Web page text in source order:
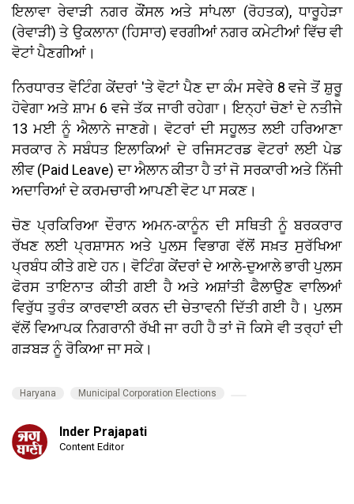
ਇਲਾਵਾ ਰੇਵਾੜੀ ਨਗਰ ਕੌਂਸਲ ਅਤੇ ਸਾਂਪਲਾ (ਰੋਹਤਕ), ਧਾਰੂਹੇੜਾ
(ਰੇਵਾੜੀ) ਤੇ ਉਕਲਾਨਾ (ਹਿਸਾਰ) ਵਰਗੀਆਂ ਨਗਰ ਕਮੇਟੀਆਂ ਵਿੱਚ ਵੀ
ਵੋਟਾਂ ਪੈਣਗੀਆਂ।
ਨਿਰਧਾਰਤ ਵੋਟਿੰਗ ਕੇਂਦਰਾਂ 'ਤੇ ਵੋਟਾਂ ਪੈਣ ਦਾ ਕੰਮ ਸਵੇਰੇ 8 ਵਜੇ ਤੋਂ ਸ਼ੁਰੂ
ਹੋਵੇਗਾ ਅਤੇ ਸ਼ਾਮ 6 ਵਜੇ ਤੱਕ ਜਾਰੀ ਰਹੇਗਾ। ਇਨ੍ਹਾਂ ਚੋਣਾਂ ਦੇ ਨਤੀਜੇ
13 ਮਈ ਨੂੰ ਐਲਾਨੇ ਜਾਣਗੇ। ਵੋਟਰਾਂ ਦੀ ਸਹੂਲਤ ਲਈ ਹਰਿਆਣਾ
ਸਰਕਾਰ ਨੇ ਸਬੰਧਤ ਇਲਾਕਿਆਂ ਦੇ ਰਜਿਸਟਰਡ ਵੋਟਰਾਂ ਲਈ ਪੇਡ
ਲੀਵ (Paid Leave) ਦਾ ਐਲਾਨ ਕੀਤਾ ਹੈ ਤਾਂ ਜੋ ਸਰਕਾਰੀ ਅਤੇ ਨਿੱਜੀ
ਅਦਾਰਿਆਂ ਦੇ ਕਰਮਚਾਰੀ ਆਪਣੀ ਵੋਟ ਪਾ ਸਕਣ।
ਚੋਣ ਪ੍ਰਕਿਰਿਆ ਦੌਰਾਨ ਅਮਨ-ਕਾਨੂੰਨ ਦੀ ਸਥਿਤੀ ਨੂੰ ਬਰਕਰਾਰ
ਰੱਖਣ ਲਈ ਪ੍ਰਸ਼ਾਸਨ ਅਤੇ ਪੁਲਸ ਵਿਭਾਗ ਵੱਲੋਂ ਸਖ਼ਤ ਸੁਰੱਖਿਆ
ਪ੍ਰਬੰਧ ਕੀਤੇ ਗਏ ਹਨ। ਵੋਟਿੰਗ ਕੇਂਦਰਾਂ ਦੇ ਆਲੇ-ਦੁਆਲੇ ਭਾਰੀ ਪੁਲਸ
ਫੋਰਸ ਤਾਇਨਾਤ ਕੀਤੀ ਗਈ ਹੈ ਅਤੇ ਅਸ਼ਾਂਤੀ ਫੈਲਾਉਣ ਵਾਲਿਆਂ
ਵਿਰੁੱਧ ਤੁਰੰਤ ਕਾਰਵਾਈ ਕਰਨ ਦੀ ਚੇਤਾਵਨੀ ਦਿੱਤੀ ਗਈ ਹੈ। ਪੁਲਸ
ਵੱਲੋਂ ਵਿਆਪਕ ਨਿਗਰਾਨੀ ਰੱਖੀ ਜਾ ਰਹੀ ਹੈ ਤਾਂ ਜੋ ਕਿਸੇ ਵੀ ਤਰ੍ਹਾਂ ਦੀ
ਗੜਬੜ ਨੂੰ ਰੋਕਿਆ ਜਾ ਸਕੇ।
Haryana Municipal Corporation Elections
Inder Prajapati
Content Editor